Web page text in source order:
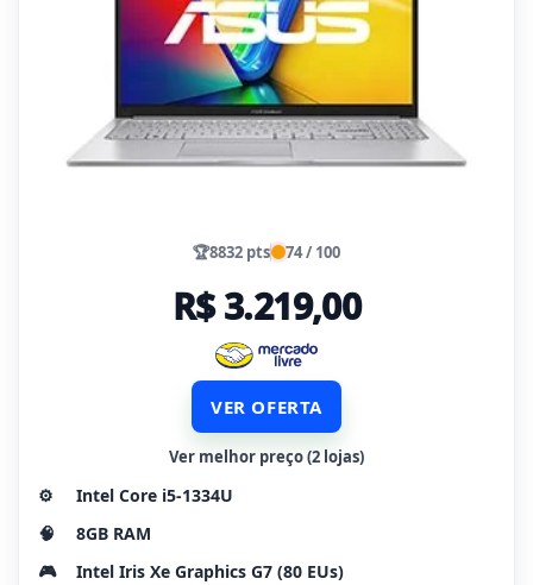
🏆8832 pts 74 / 100
R$ 3.219,00
VER OFERTA
Ver melhor preço (2 lojas)
⚙️
Intel Core i5-1334U
🧠
8GB RAM
🎮
Intel Iris Xe Graphics G7 (80 EUs)